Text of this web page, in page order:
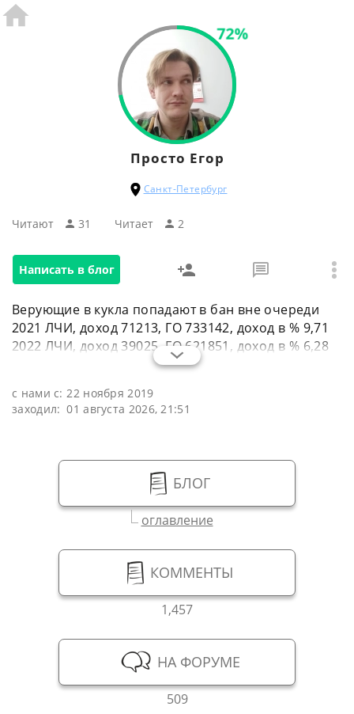
72%
Просто Егор
Санкт-Петербург
Читают 31 Читаeт 2
Написать в блог
Верующие в кукла попадают в бан вне очереди
2021 ЛЧИ, доход 71213, ГО 733142, доход в % 9,71
2022 ЛЧИ, доход 39025, ГО 621851, доход в % 6,28
с нами с: 22 ноября 2019
заходил: 01 августа 2026, 21:51
БЛОГ
оглавление
КОММЕНТЫ
1,457
НА ФОРУМЕ
509